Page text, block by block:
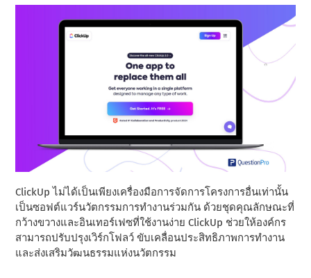
ClickUp ไม่ได้เป็นเพียงเครื่องมือการจัดการโครงการอื่นเท่านั้น
เป็นซอฟต์แวร์นวัตกรรมการทํางานร่วมกัน ด้วยชุดคุณลักษณะที่
กว้างขวางและอินเทอร์เฟซที่ใช้งานง่าย ClickUp ช่วยให้องค์กร
สามารถปรับปรุงเวิร์กโฟลว์ ขับเคลื่อนประสิทธิภาพการทํางาน
และส่งเสริมวัฒนธรรมแห่งนวัตกรรม